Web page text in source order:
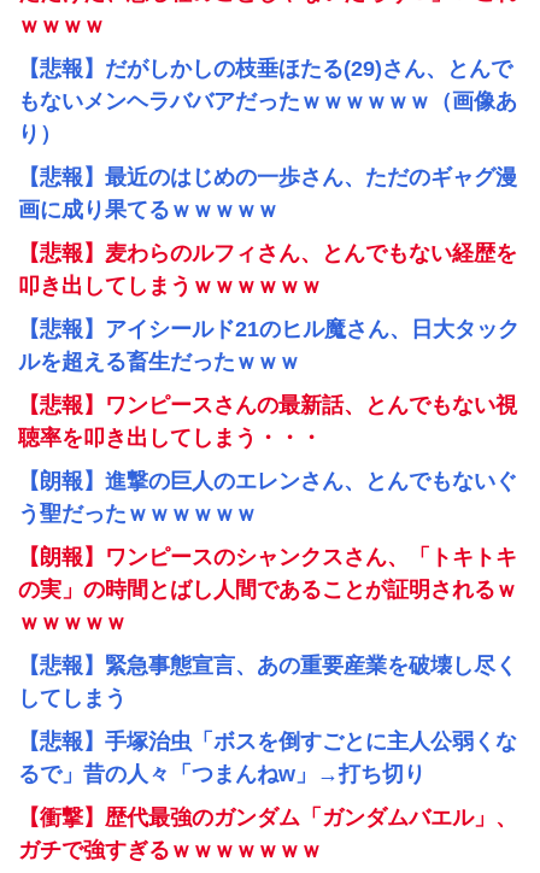
ｗｗｗｗ
【悲報】だがしかしの枝垂ほたる(29)さん、とんで
もないメンヘラババアだったｗｗｗｗｗｗ（画像あ
り）
【悲報】最近のはじめの一歩さん、ただのギャグ漫
画に成り果てるｗｗｗｗｗ
【悲報】麦わらのルフィさん、とんでもない経歴を
叩き出してしまうｗｗｗｗｗｗ
【悲報】アイシールド21のヒル魔さん、日大タック
ルを超える畜生だったｗｗｗ
【悲報】ワンピースさんの最新話、とんでもない視
聴率を叩き出してしまう・・・
【朗報】進撃の巨人のエレンさん、とんでもないぐ
う聖だったｗｗｗｗｗｗ
【朗報】ワンピースのシャンクスさん、「トキトキ
の実」の時間とばし人間であることが証明されるｗ
ｗｗｗｗｗ
【悲報】緊急事態宣言、あの重要産業を破壊し尽く
してしまう
【悲報】手塚治虫「ボスを倒すごとに主人公弱くな
るで」昔の人々「つまんねw」→打ち切り
【衝撃】歴代最強のガンダム「ガンダムバエル」、
ガチで強すぎるｗｗｗｗｗｗｗ